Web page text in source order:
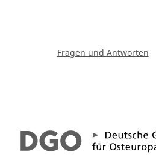
Fragen und Antworten